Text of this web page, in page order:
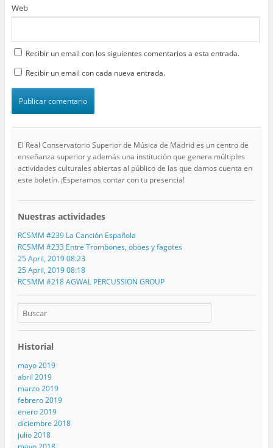
Web
Recibir un email con los siguientes comentarios a esta entrada.
Recibir un email con cada nueva entrada.
El Real Conservatorio Superior de Música de Madrid es un centro de
enseñanza superior y además una institución que genera múltiples
actividades culturales abiertas al público de las que damos cuenta en
este boletín. ¡Esperamos contar con tu presencia!
Nuestras actividades
RCSMM #239 La Canción Española
RCSMM #233 Entre Trombones, oboes y fagotes
25 April, 2019 08:23
25 April, 2019 08:18
RCSMM #218 AGWAL PERCUSSION GROUP
Historial
mayo 2019
abril 2019
marzo 2019
febrero 2019
enero 2019
diciembre 2018
julio 2018